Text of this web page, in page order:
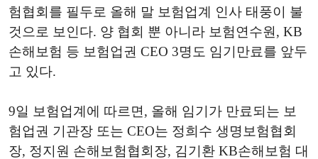
험협회를 필두로 올해 말 보험업계 인사 태풍이 불
것으로 보인다. 양 협회 뿐 아니라 보험연수원, KB
손해보험 등 보험업권 CEO 3명도 임기만료를 앞두
고 있다.
9일 보험업계에 따르면, 올해 임기가 만료되는 보
험업권 기관장 또는 CEO는 정희수 생명보험협회
장, 정지원 손해보험협회장, 김기환 KB손해보험 대